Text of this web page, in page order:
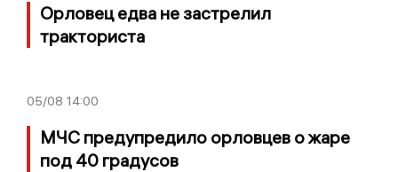
Орловец едва не застрелил
тракториста
05/08 14:00
МЧС предупредило орловцев о жаре
под 40 градусов